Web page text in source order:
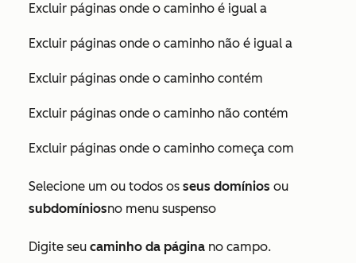
Excluir páginas onde o caminho é igual a
Excluir páginas onde o caminho não é igual a
Excluir páginas onde o caminho contém
Excluir páginas onde o caminho não contém
Excluir páginas onde o caminho começa com
Selecione um ou todos os seus domínios ou
subdomíniosno menu suspenso
Digite seu caminho da página no campo.